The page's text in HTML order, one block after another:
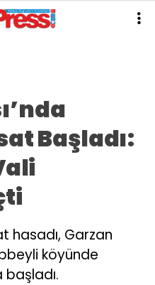
Başladı:
hasadı, Garzan
köyünde